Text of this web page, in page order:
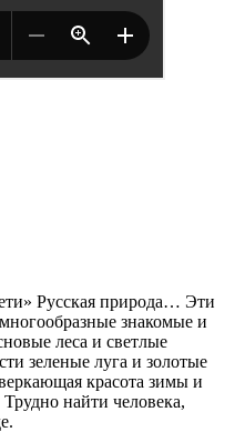
Русская природа… Эти
знакомые и
леса и светлые
зеленые луга и золотые
красота зимы и
найти человека,